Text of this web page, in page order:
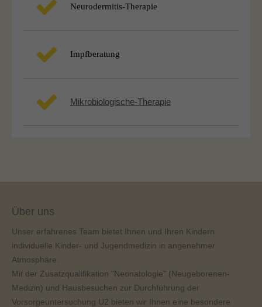
Neurodermitis-Therapie
Impfberatung
Mikrobiologische-Therapie
Über uns
Unser erfahrenes Team bietet Ihnen und Ihren Kindern
individuelle Kinder- und Jugendmedizin in angenehmer
Atmosphäre.
Mit der Zusatzqualifikation "Neonatologie" (Neugeborenen-
Medizin) und Hausbesuchen zur Durchführung der
Vorsorgeuntersuchung U2 bieten wir Ihnen eine besondere